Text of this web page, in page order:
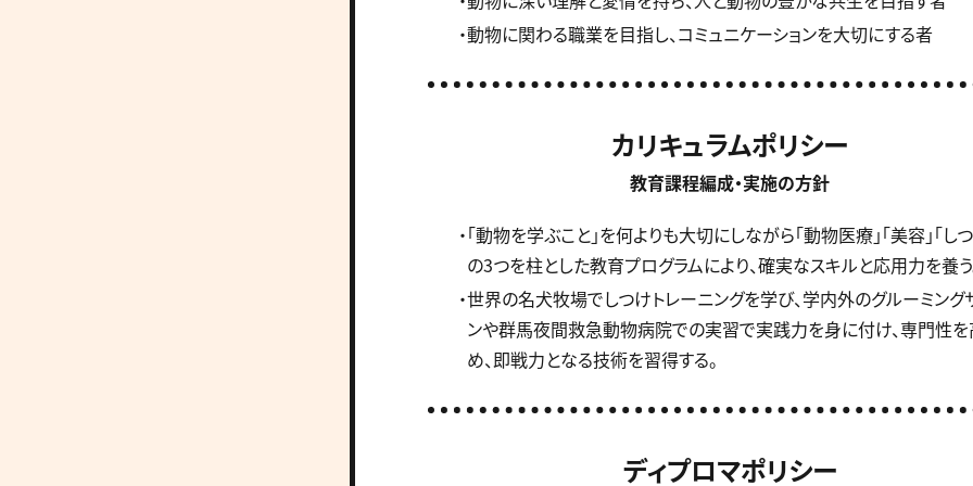
・動物に関わる職業を目指し、コミュニケーションを大切にする者
カリキュラムポリシー
教育課程編成・実施の方針
・「動物を学ぶこと」を何よりも大切にしながら「動物医療」「美容」「しつ
の3つを柱とした教育プログラムにより、確実なスキルと応用力を養う
・世界の名犬牧場でしつけトレーニングを学び、学内外のグルーミング
ンや群馬夜間救急動物病院での実習で実践力を身に付け、専門性を
め、即戦力となる技術を習得する。
ディプロマポリシー